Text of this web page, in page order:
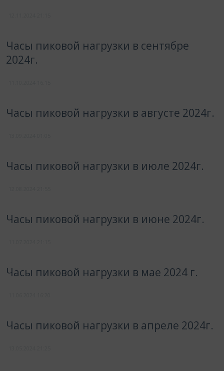
Часы пиковой нагрузки в сентябре
2024г.
Часы пиковой нагрузки в августе 2024г.
Часы пиковой нагрузки в июле 2024г.
Часы пиковой нагрузки в июне 2024г.
Часы пиковой нагрузки в мае 2024 г.
Часы пиковой нагрузки в апреле 2024г.